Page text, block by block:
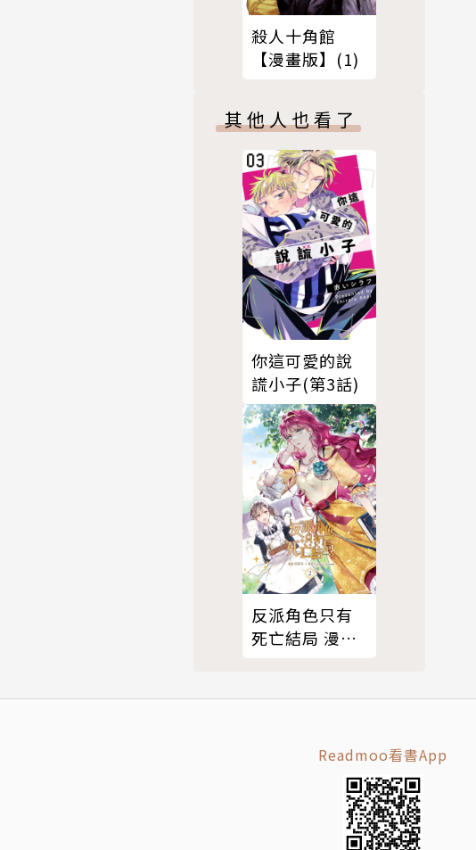
殺人十角館
【漫畫版】(1)
其他人也看了
你這可愛的說
謊小子(第3話)
反派角色只有
死亡結局 漫畫
Readmoo看書App